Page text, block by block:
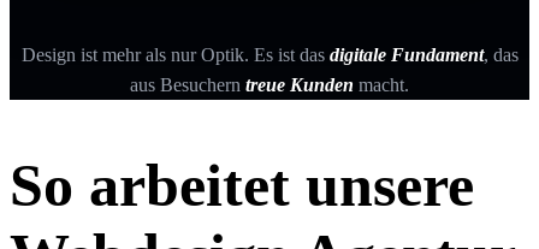
Design ist mehr als nur Optik. Es ist das digitale Fundament, das
aus Besuchern treue Kunden macht.
So arbeitet unsere